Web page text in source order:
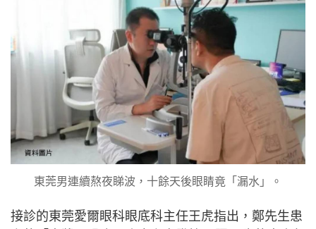
東莞男連續熬夜睇波，十餘天後眼睛竟「漏水」。
接診的東莞愛爾眼科眼底科主任王虎指出，鄭先生患